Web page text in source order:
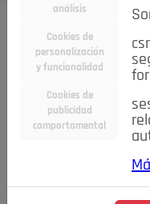
análisis
Cookies de
personalización
y funcionalidad
Cookies de
publicidad
comportamental